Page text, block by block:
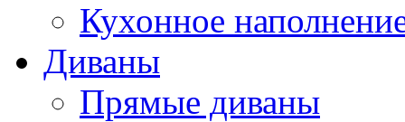
Кухонное
Диваны
Прямые диваны